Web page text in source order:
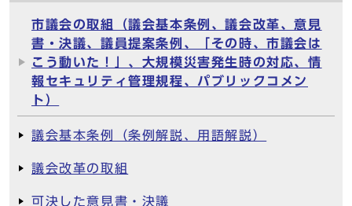
市議会の取組（議会基本条例、議会改革、意見
書・決議、議員提案条例、「その時、市議会は
こう動いた！」、大規模災害発生時の対応、情
報セキュリティ管理規程、パブリックコメン
ト）
議会基本条例（条例解説、用語解説）
議会改革の取組
可決した意見書・決議